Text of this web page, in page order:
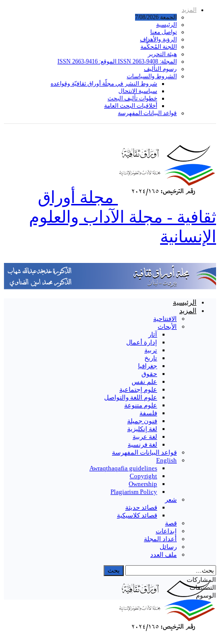
المزيد
الجمعة 7/08/2026
الرئيسية
تواصل معنا
الرؤية والأهداف
اللجنة المُحكِّمة
هيئة التحرير
المجلة: ISSN 2663-9408 الموقع: ISSN 2663-9416
رسوم التأليف
الشروط والسياسات
شروط النشر في مجلّة أوراق ثقافيّة وقواعده
سياسية الانتحال
خطوات تأليف البحث
أخلاقيات البحث العامة
قواعد البیانات المفهرسة
مجلة أوراق
ثقافية - مجلة الآداب والعلوم
الإنسانية
الرئيسية
المزيد
الافتتاحية
الأبحاث
آثار
إدارة أعمال
تربية
تاريخ
جغرافيا
حقوق
علم نفس
علوم إجتماعية
علوم اللغة والتواصل
علوم متنوعة
فلسفة
فنون جميلة
لغة إنكليزية
لغة عربية
لغة فرنسية
قواعد البیانات المفهرسة
English
Awraqthaqafia guidelines
Copyright
Ownership
Plagiarism Policy
شعر
قصائد حديثة
قصائد كلاسيكية
قصة
إبداعات
أعداد المجلة
رسائل
ملف العدد
المشاركات
التصنيفات
الوسوم